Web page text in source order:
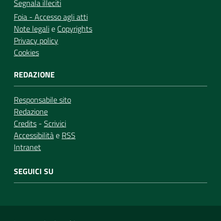
Segnala illeciti
Foia - Accesso agli atti
Note legalie Copyrights
Privacy policy
Cookies
REDAZIONE
Responsabile sito
Redazione
Credits - Scrivici
Accessibilitàe RSS
Intranet
SEGUICI SU